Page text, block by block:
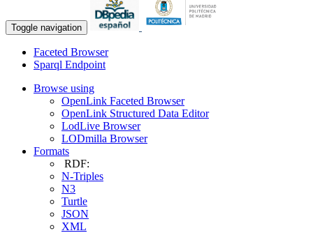
Toggle navigation
Faceted Browser
Sparql Endpoint
Browse using
OpenLink Faceted Browser
OpenLink Structured Data Editor
LodLive Browser
LODmilla Browser
Formats
RDF:
N-Triples
N3
Turtle
JSON
XML